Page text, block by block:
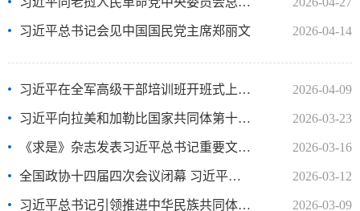
2026-04-14
习近平总书记会见中国国民党主席郑丽文
2026-04-09
习近平在全军高级干部培训班开班式上发表重要讲话强调 开展思..
2026-03-23
习近平向拉美和加勒比国家共同体第十届峰会致贺电
2026-03-16
《求是》杂志发表习近平总书记重要文章《推动海洋经济高质量发..
2026-03-12
全国政协十四届四次会议闭幕 习近平等出席
2026-03-09
习近平总书记引领推进中华民族共同体建设